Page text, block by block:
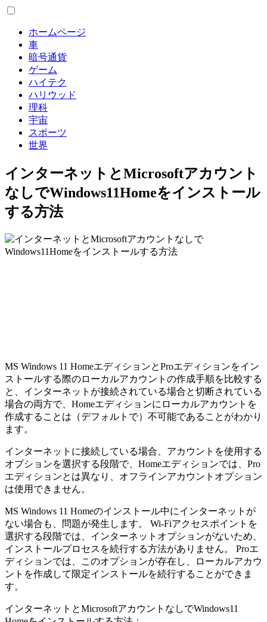
ホームページ
車
暗号通貨
ゲーム
ハイテク
ハリウッド
理科
宇宙
スポーツ
世界
インターネットとMicrosoftアカウント
なしでWindows11Homeをインストール
する方法
MS Windows 11 HomeエディションとProエディションをイン
ストールする際のローカルアカウントの作成手順を比較する
と、インターネットが接続されている場合と切断されている
場合の両方で、Homeエディションにローカルアカウントを
作成することは（デフォルトで）不可能であることがわかり
ます。
インターネットに接続している場合、アカウントを使用する
オプションを選択する段階で、Homeエディションでは、Pro
エディションとは異なり、オフラインアカウントオプション
は使用できません。
MS Windows 11 Homeのインストール中にインターネットが
ない場合も、問題が発生します。 Wi-Fiアクセスポイントを
選択する段階では、インターネットオプションがないため、
インストールプロセスを続行する方法がありません。 Proエ
ディションでは、このオプションが存在し、ローカルアカウ
ントを作成して限定インストールを続行することができま
す。
インターネットとMicrosoftアカウントなしでWindows11